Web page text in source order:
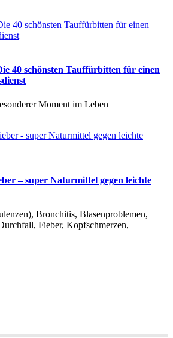
40 schönsten Tauffürbitten für einen
Moment im Leben
– super Naturmittel gegen leichte
Bronchitis, Blasenproblemen,
Fieber, Kopfschmerzen,